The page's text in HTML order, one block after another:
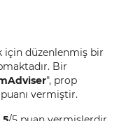
için düzenlenmiş bir
Bir
", prop
vermiştir.